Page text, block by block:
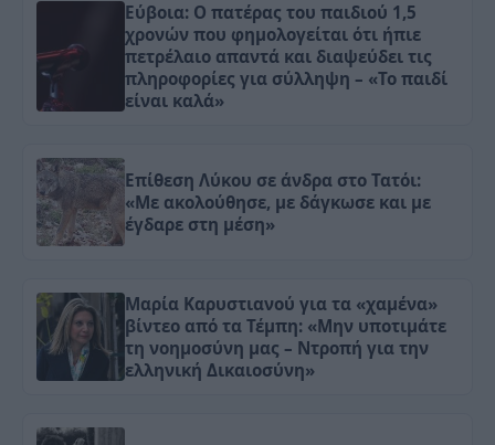
Εύβοια: Ο πατέρας του παιδιού 1,5
χρονών που φημολογείται ότι ήπιε
πετρέλαιο απαντά και διαψεύδει τις
πληροφορίες για σύλληψη – «Το παιδί
είναι καλά»
Επίθεση Λύκου σε άνδρα στο Τατόι:
«Με ακολούθησε, με δάγκωσε και με
έγδαρε στη μέση»
Μαρία Καρυστιανού για τα «χαμένα»
βίντεο από τα Τέμπη: «Μην υποτιμάτε
τη νοημοσύνη μας – Ντροπή για την
ελληνική Δικαιοσύνη»